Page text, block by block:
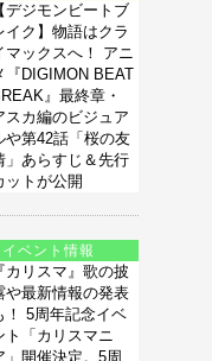
【デジモンビートブ
イク】物語はクラ
マックスへ！ アニ
『DIGIMON BEAT
』最終章・
スカ編のビジュア
や第42話「桜の友
」あらすじ＆先行
ットが公開
イベント情報
『カリスマ』歌の披
や最新情報の発表
！ 5周年記念イベ
ト「カリスマニ
」開催決定。5周